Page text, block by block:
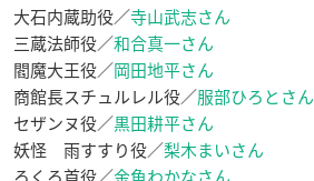
大石内蔵助役／寺山武志さん
三蔵法師役／和合真一さん
閻魔大王役／岡田地平さん
商館長スチュルレル役／服部ひろとさん
セザンヌ役／黒田耕平さん
妖怪 雨すすり役／梨木まいさん
ろくろ首役／金魚わかなさん